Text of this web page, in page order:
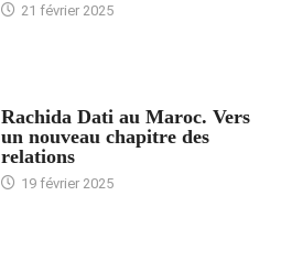
21 février 2025
Rachida Dati au Maroc. Vers
un nouveau chapitre des
relations
19 février 2025